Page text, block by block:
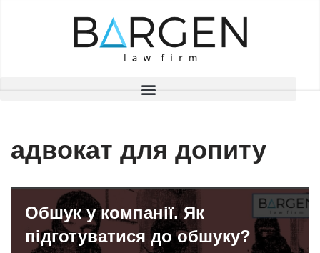
адвокат для допиту
Обшук у компанії. Як
підготуватися до обшуку?